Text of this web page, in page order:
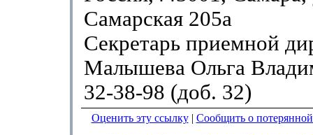
Самарская 205а
Секретарь приемной
Малышева Ольга
32-38-98 (доб. 32)
Оценить эту ссылку| Сообщить о